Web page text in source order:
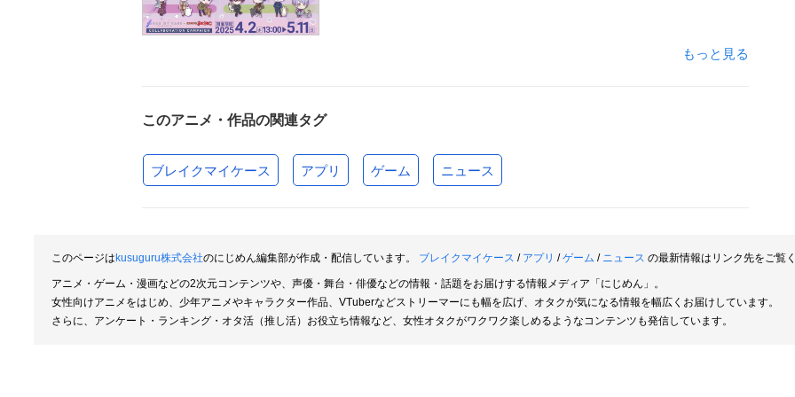
もっと見る
このアニメ・作品の関連タグ
ブレイクマイケース アプリ ゲーム ニュース
このページは kusuguru株式会社のにじめん編集部が作成・配信しています。 ブレイクマイケース / アプリ /ゲーム / ニュース の最新情報はリンク先をご覧く
アニメ・ゲーム・漫画などの2次元コンテンツや、声優・舞台・俳優などの情報・話題をお届けする情報メディア「にじめん」。
女性向けアニメをはじめ、少年アニメやキャラクター作品、VTuberなどストリーマーにも幅を広げ、オタクが気になる情報を幅広くお届けしています。
さらに、アンケート・ランキング・オタ活（推し活）お役立ち情報など、女性オタクがワクワク楽しめるようなコンテンツも発信しています。